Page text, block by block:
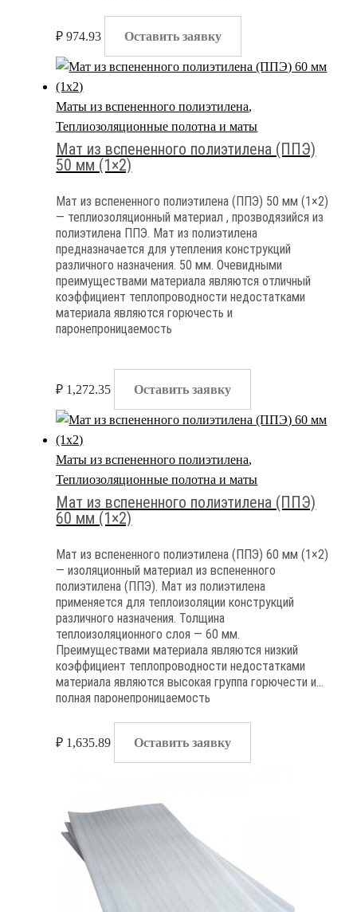
₽ 974.93 Оставить заявку
Маты из вспененного полиэтилена,
Теплиозоляционные полотна и маты
Мат из вспененного полиэтилена (ППЭ)
50 мм (1×2)
Мат из вспененного полиэтилена (ППЭ) 50 мм (1×2)
— теплиозоляционный материал , прозводязийся из
полиэтилена ППЭ. Мат из полиэтилена
предназначается для утепления конструкций
различного назначения. 50 мм. Очевидными
преимуществами материала являются отличный
коэффициент теплопроводности недостатками
материала являются горючесть и
паронепроницаемость
₽ 1,272.35 Оставить заявку
Маты из вспененного полиэтилена,
Теплиозоляционные полотна и маты
Мат из вспененного полиэтилена (ППЭ)
60 мм (1×2)
Мат из вспененного полиэтилена (ППЭ) 60 мм (1×2)
— изоляционный материал из вспененного
полиэтилена (ППЭ). Мат из полиэтилена
применяется для теплоизоляции конструкций
различного назначения. Толщина
теплоизоляционного слоя — 60 мм.
Преимуществами материала являются низкий
коэффициент теплопроводности недостатками
материала являются высокая группа горючести и
полная паронепроницаемость
₽ 1,635.89 Оставить заявку